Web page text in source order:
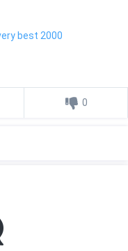
best 2000
0